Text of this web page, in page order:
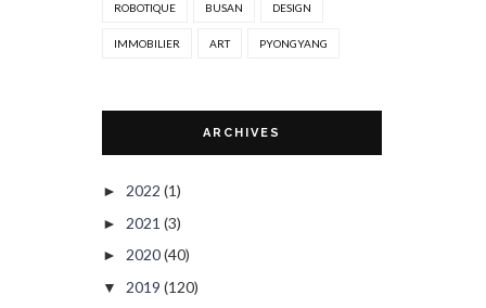
ROBOTIQUE BUSAN DESIGN
IMMOBILIER ART PYONGYANG
ARCHIVES
► 2022 (1)
► 2021 (3)
► 2020(40)
▼ 2019 (120)